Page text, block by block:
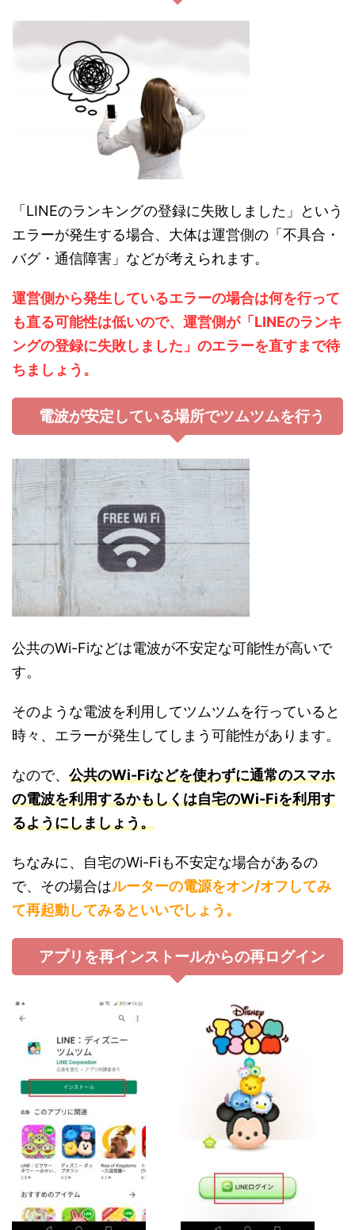
「LINEのランキングの登録に失敗しました」という
エラーが発生する場合、大体は運営側の「不具合・
バグ・通信障害」などが考えられます。
運営側から発生しているエラーの場合は何を行って
も直る可能性は低いので、運営側が「LINEのランキ
ングの登録に失敗しました」のエラーを直すまで待
ちましょう。
電波が安定している場所でツムツムを行う
公共のWi-Fiなどは電波が不安定な可能性が高いで
す。
そのような電波を利用してツムツムを行っていると
時々、エラーが発生してしまう可能性があります。
なので、 公共のWi-Fiなどを使わずに通常のスマホ
の電波を利用するかもしくは自宅のWi-Fiを利用す
るようにしましょう。
ちなみに、自宅のWi-Fiも不安定な場合があるの
で、その場合はルーターの電源をオン/オフしてみ
て再起動してみるといいでしょう。
アプリを再インストールからの再ログイン